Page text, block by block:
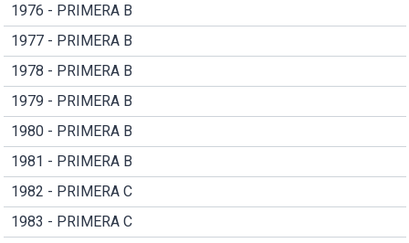
1976 - PRIMERA B
1977 - PRIMERA B
1978 - PRIMERA B
1979 - PRIMERA B
1980 - PRIMERA B
1981 - PRIMERA B
1982 - PRIMERA C
1983 - PRIMERA C